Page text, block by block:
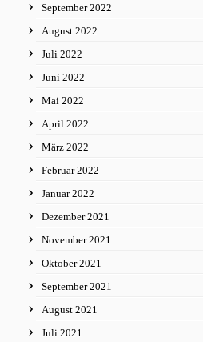
September 2022
August 2022
Juli 2022
Juni 2022
Mai 2022
April 2022
März 2022
Februar 2022
Januar 2022
Dezember 2021
November 2021
Oktober 2021
September 2021
August 2021
Juli 2021